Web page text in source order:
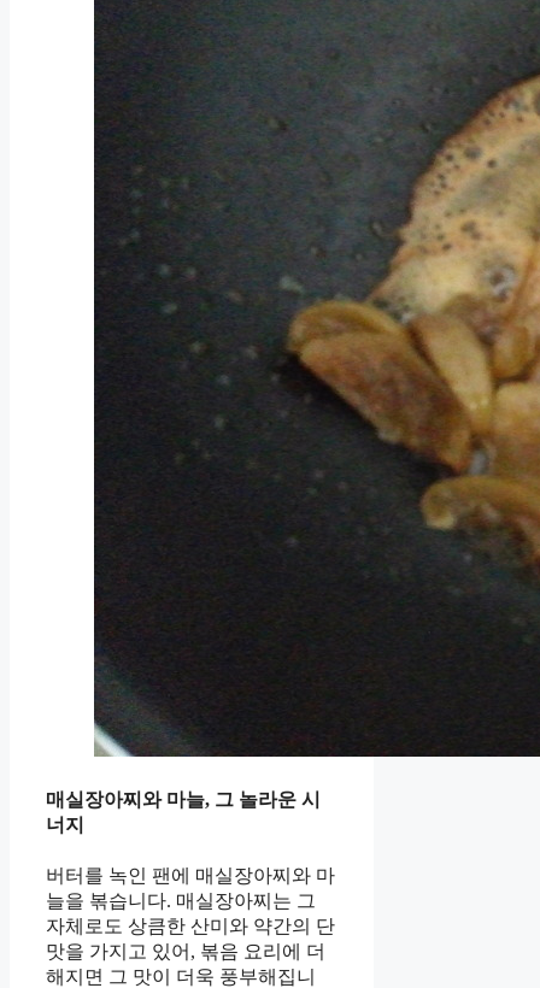
매실장아찌와 마늘, 그 놀라운 시
너지
버터를 녹인 팬에 매실장아찌와 마
늘을 볶습니다. 매실장아찌는 그
자체로도 상큼한 산미와 약간의 단
맛을 가지고 있어, 볶음 요리에 더
해지면 그 맛이 더욱 풍부해집니